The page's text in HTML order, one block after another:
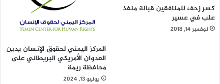
كسر زحف للمنافقين قبالة منفذ
علب في عسير
نوفمبر 14, 2018
المركز اليمني لحقوق الإنسان يدين
العدوان الأمريكي البريطاني على
محافظة ريمة
يونيو 13, 2024